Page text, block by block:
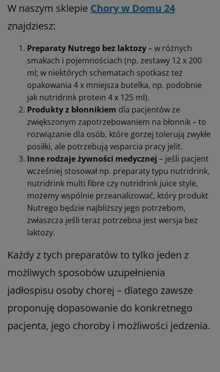
W naszym sklepie Chory w Domu 24
znajdziesz:
Preparaty Nutrego bez laktozy– w różnych
smakach i pojemnościach (np. zestawy 12 x 200
ml; w niektórych schematach spotkasz też
opakowania 4 x mniejsza butelka, np. podobnie
jak nutridrink protein 4 x 125 ml).
Produkty z błonnikiem dla pacjentów ze
zwiększonym zapotrzebowaniem na błonnik – to
rozwiązanie dla osób, które gorzej tolerują zwykłe
posiłki, ale potrzebują wsparcia pracy jelit.
Inne rodzaje żywności medycznej – jeśli pacjent
wcześniej stosował np. preparaty typu nutridrink,
nutridrink multi fibre czy nutridrink juice style,
możemy wspólnie przeanalizować, który produkt
Nutrego będzie najbliższy jego potrzebom,
zwłaszcza jeśli teraz potrzebna jest wersja bez
laktozy.
Każdy z tych preparatów to tylko jeden z
możliwych sposobów uzupełnienia
jadłospisu osoby chorej – dlatego zawsze
proponuję dopasowanie do konkretnego
pacjenta, jego choroby i możliwości jedzenia.